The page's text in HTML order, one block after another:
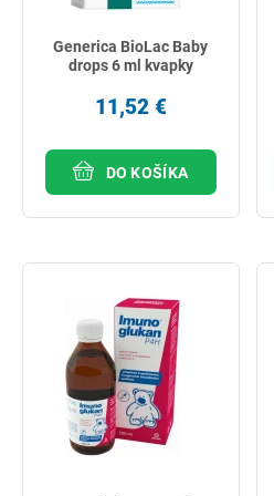
Generica BioLac Baby
drops 6 ml kvapky
11,52 €
DO KOŠÍKA